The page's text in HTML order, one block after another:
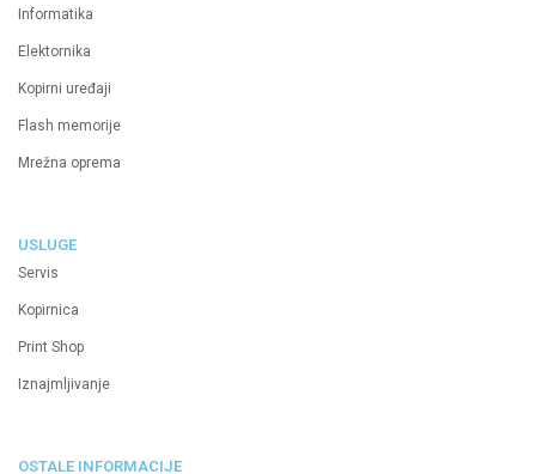
Informatika
Elektornika
Kopirni uređaji
Flash memorije
Mrežna oprema
USLUGE
Servis
Kopirnica
Print Shop
Iznajmljivanje
OSTALE INFORMACIJE